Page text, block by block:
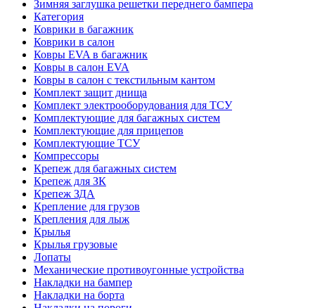
Зимняя заглушка решетки переднего бампера
Категория
Коврики в багажник
Коврики в салон
Ковры EVA в багажник
Ковры в салон EVA
Ковры в салон с текстильным кантом
Комплект защит днища
Комплект электрооборудования для ТСУ
Комплектующие для багажных систем
Комплектующие для прицепов
Комплектующие ТСУ
Компрессоры
Крепеж для багажных систем
Крепеж для ЗК
Крепеж ЗДА
Крепление для грузов
Крепления для лыж
Крылья
Крылья грузовые
Лопаты
Механические противоугонные устройства
Накладки на бампер
Накладки на борта